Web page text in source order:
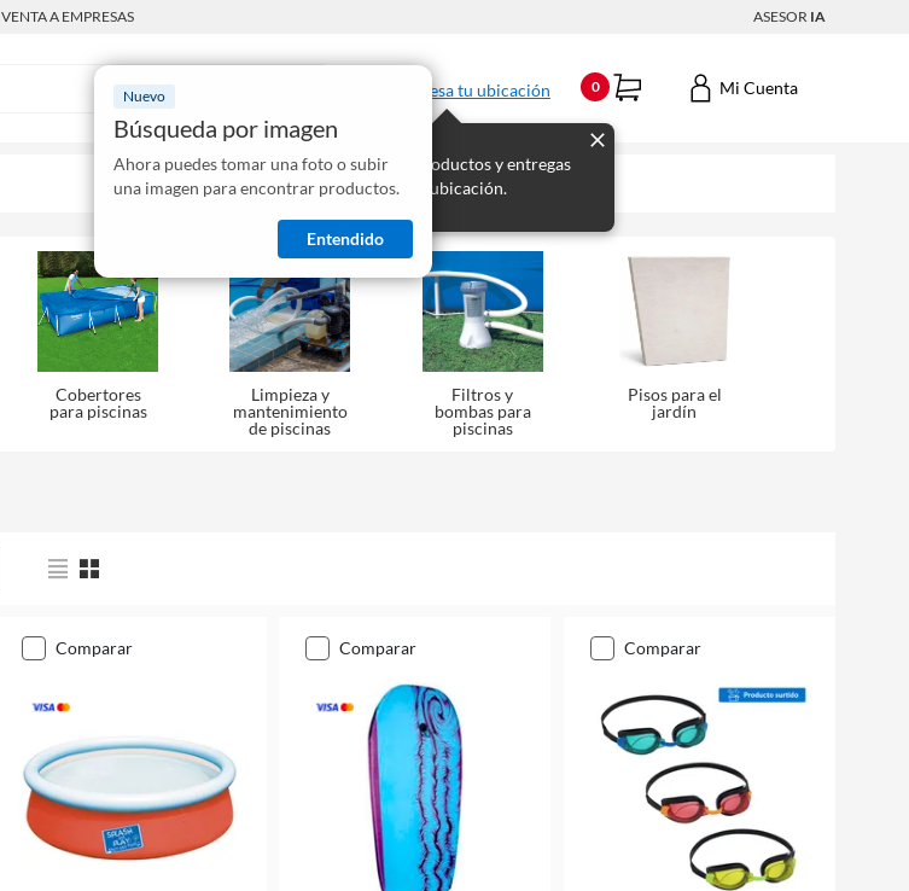
VENTA A EMPRESAS ASESOR IA
Nuevo
Búsqueda por imagen
Ahora puedes tomar una foto o subir
una imagen para encontrar productos.
Entendido
Ingresa tu ubicación
Mostraremos los productos y entregas
disponibles para tu ubicación.
0 Mi Cuenta
Cobertores
para piscinas
Limpieza y
mantenimiento
de piscinas
Filtros y
bombas para
piscinas
Pisos para el
jardín
comparar comparar comparar